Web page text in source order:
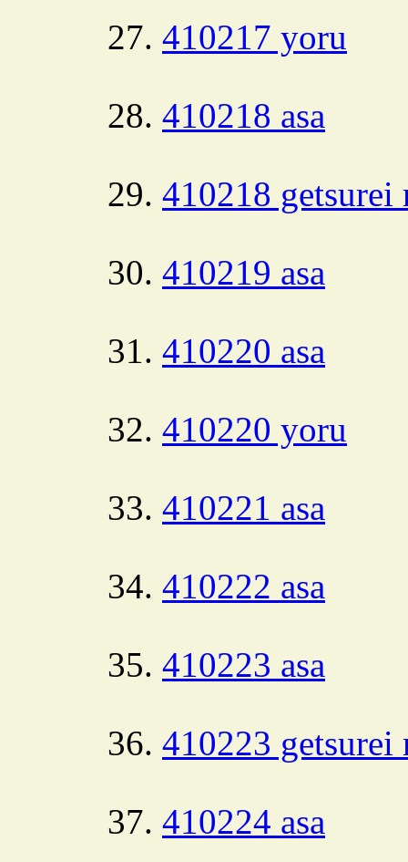
410217 yoru
410218 asa
410218 getsurei
410219 asa
410220 asa
410220 yoru
410221 asa
410222 asa
410223 asa
410223 getsurei
410224 asa